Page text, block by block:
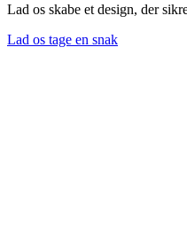
Lad os skabe et design, der
Lad os tage en snak